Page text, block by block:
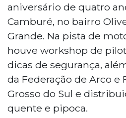
aniversário de quatro
Camburé, no bairro
Grande. Na pista de
houve workshop de
dicas de segurança,
da Federação de Arco e
Grosso do Sul e
quente e pipoca.